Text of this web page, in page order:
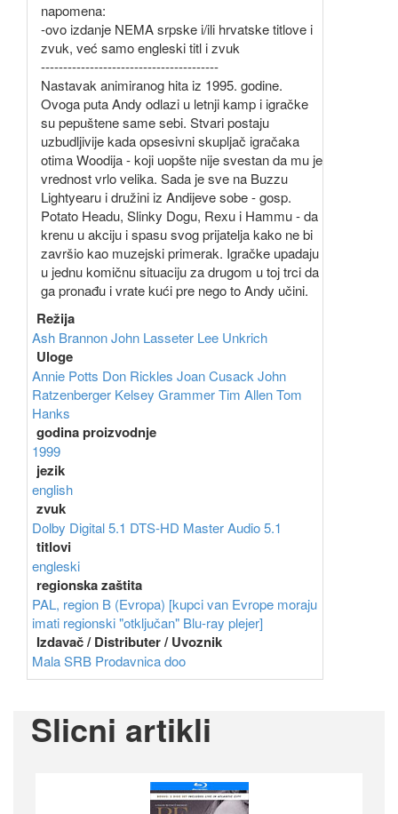
napomena:
-ovo izdanje NEMA srpske i/ili hrvatske titlove i
zvuk, već samo engleski titl i zvuk
----------------------------------------
Nastavak animiranog hita iz 1995. godine.
Ovoga puta Andy odlazi u letnji kamp i igračke
su pepuštene same sebi. Stvari postaju
uzbudljivije kada opsesivni skupljač igračaka
otima Woodija - koji uopšte nije svestan da mu je
vrednost vrlo velika. Sada je sve na Buzzu
Lightyearu i družini iz Andijeve sobe - gosp.
Potato Headu, Slinky Dogu, Rexu i Hammu - da
krenu u akciju i spasu svog prijatelja kako ne bi
završio kao muzejski primerak. Igračke upadaju
u jednu komičnu situaciju za drugom u toj trci da
ga pronađu i vrate kući pre nego to Andy učini.
Režija
Ash BrannonJohn Lasseter Lee Unkrich
Uloge
Annie Potts Don Rickles Joan CusackJohn
Ratzenberger Kelsey GrammerTim AllenTom
Hanks
godina proizvodnje
1999
jezik
english
zvuk
Dolby Digital 5.1 DTS-HD Master Audio 5.1
titlovi
engleski
regionska zaštita
PAL, region B (Evropa) [kupci van Evrope moraju
imati regionski "otključan" Blu-ray plejer]
Izdavač / Distributer / Uvoznik
Mala SRB Prodavnica doo
Slicni artikli